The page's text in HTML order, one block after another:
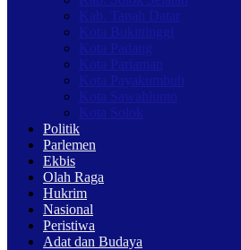
Kab. Tanah Datar
Kota Bukittinggi
Kota Padang
Kota Pariaman
Kota Payakumbuh
Kota Sawahlunto
Kota Solok
Politik
Parlemen
Ekbis
Olah Raga
Hukrim
Nasional
Peristiwa
Adat dan Budaya